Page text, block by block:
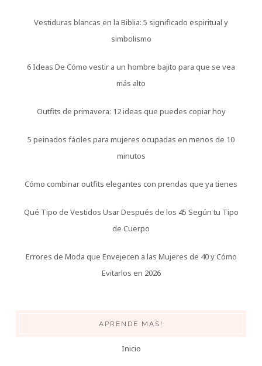
Vestiduras blancas en la Biblia: 5 significado espiritual y
simbolismo
6 Ideas De Cómo vestir a un hombre bajito para que se vea
más alto
Outfits de primavera: 12 ideas que puedes copiar hoy
5 peinados fáciles para mujeres ocupadas en menos de 10
minutos
Cómo combinar outfits elegantes con prendas que ya tienes
Qué Tipo de Vestidos Usar Después de los 45 Según tu Tipo
de Cuerpo
Errores de Moda que Envejecen a las Mujeres de 40 y Cómo
Evitarlos en 2026
APRENDE MAS!
Inicio